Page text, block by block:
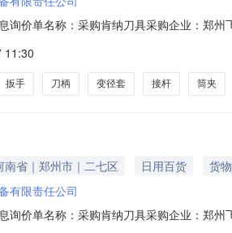
询价单名称：采购肯纳刀具采购企业：郑
付交货地址：河南省郑州市二七区南三环中
划原产地
11:30
扳手 刀柄 变径套 接杆 筒夹
南省｜郑州市｜二七区 日用百货
货物
有限责任公司
询价单名称：采购肯纳刀具采购企业：郑